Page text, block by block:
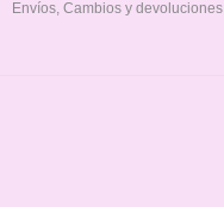
Envíos, Cambios y devoluciones